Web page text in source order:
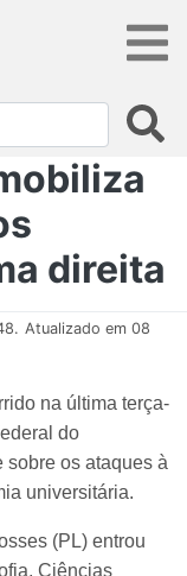
direita
Atualizado em 08
na última terça-
do
sobre os ataques à
universitária.
(PL) entrou
Ciências